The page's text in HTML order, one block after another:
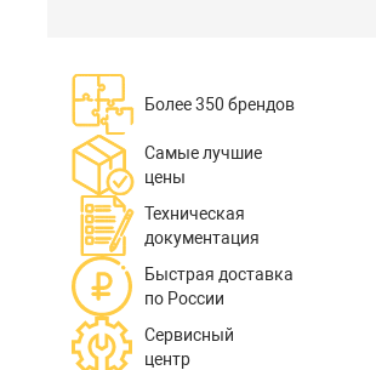
Более 350 брендов
Самые лучшие
цены
Техническая
документация
Быстрая доставка
по России
Сервисный
центр